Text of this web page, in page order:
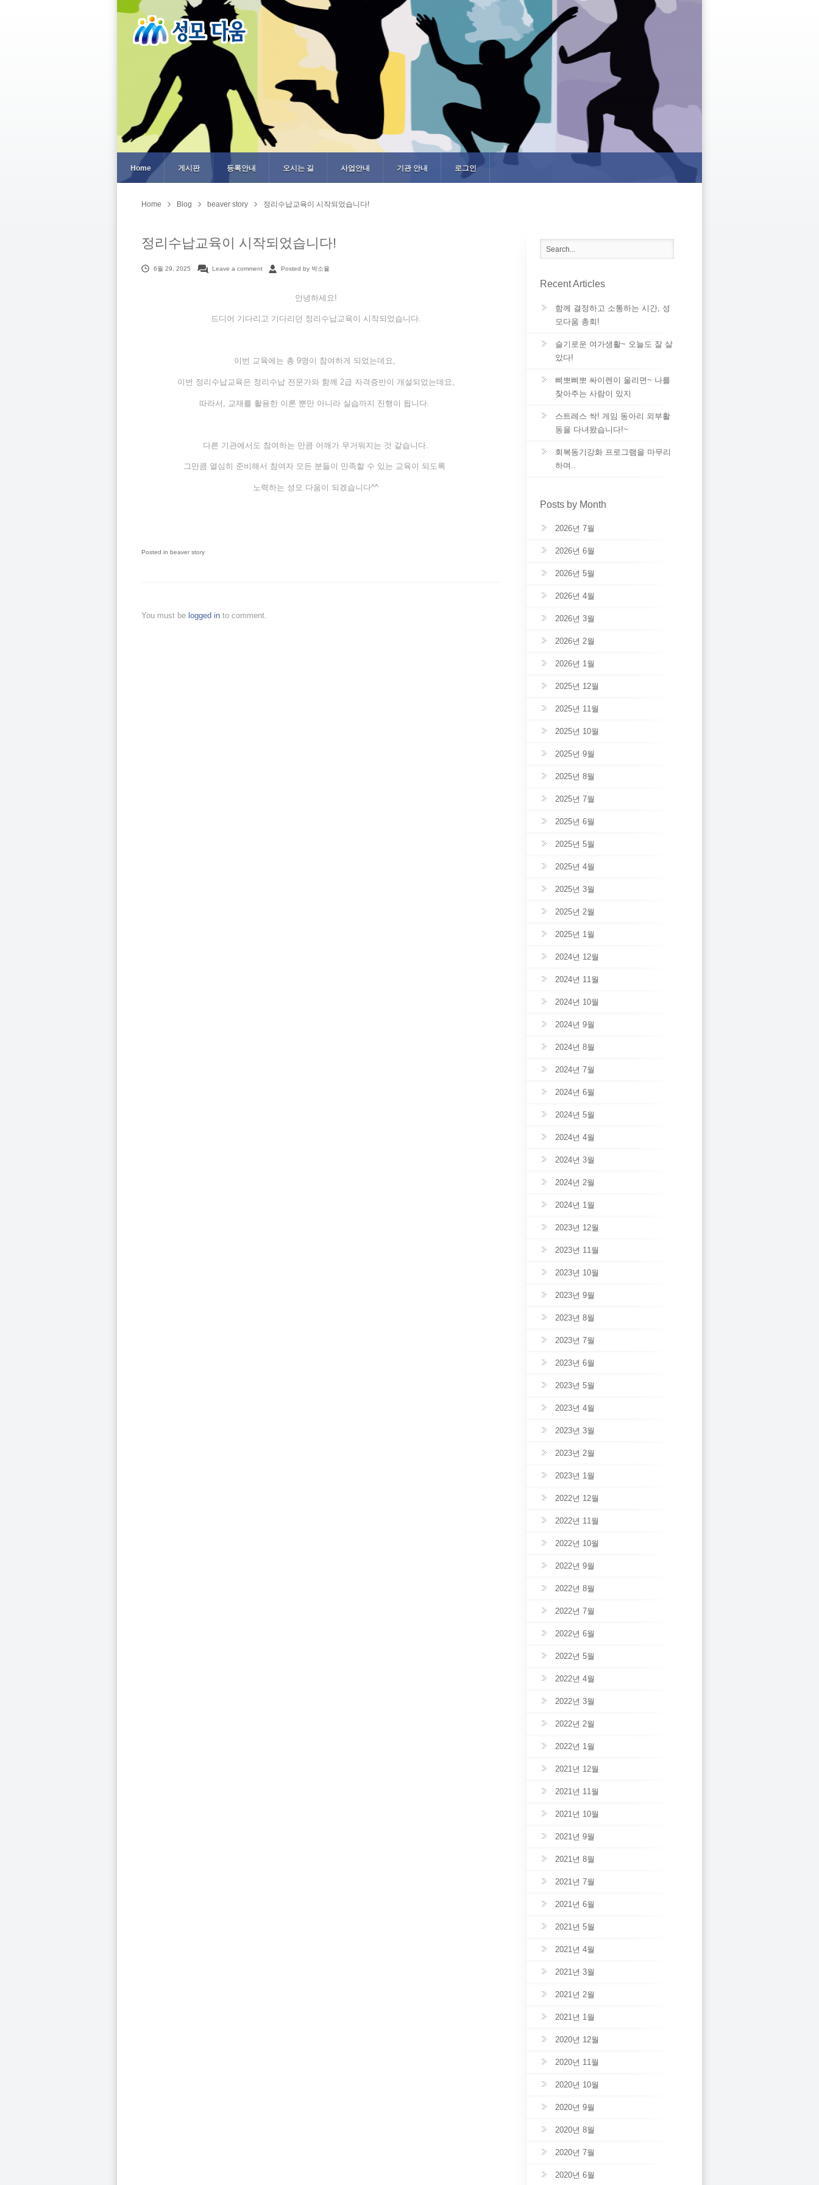
Home 게시판 등록안내 오시는 길 사업안내 기관 안내 로그인
Home Blog beaver story 정리수납교육이 시작되었습니다!
정리수납교육이 시작되었습니다!
6월 29, 2025 Leave a comment Posted by 박소율
안녕하세요!
드디어 기다리고 기다리던 정리수납교육이 시작되었습니다.
이번 교육에는 총 9명이 참여하게 되었는데요,
이번 정리수납교육은 정리수납 전문가와 함께 2급 자격증반이 개설되었는데요,
따라서, 교재를 활용한 이론 뿐만 아니라 실습까지 진행이 됩니다.
다른 기관에서도 참여하는 만큼 어깨가 무거워지는 것 같습니다.
그만큼 열심히 준비해서 참여자 모든 분들이 만족할 수 있는 교육이 되도록
노력하는 성모 다움이 되겠습니다^^
Posted in beaver story
You must be logged in to comment.
Recent Articles
함께 결정하고 소통하는 시간, 성
모다움 총회!
슬기로운 여가생활~ 오늘도 잘 살
았다!
삐뽀삐뽀 싸이렌이 울리면~ 나를
찾아주는 사람이 있지
스트레스 싹! 게임 동아리 외부활
동을 다녀왔습니다!~
회복동기강화 프로그램을 마무리
하며..
Posts by Month
2026년 7월
2026년 6월
2026년 5월
2026년 4월
2026년 3월
2026년 2월
2026년 1월
2025년 12월
2025년 11월
2025년 10월
2025년 9월
2025년 8월
2025년 7월
2025년 6월
2025년 5월
2025년 4월
2025년 3월
2025년 2월
2025년 1월
2024년 12월
2024년 11월
2024년 10월
2024년 9월
2024년 8월
2024년 7월
2024년 6월
2024년 5월
2024년 4월
2024년 3월
2024년 2월
2024년 1월
2023년 12월
2023년 11월
2023년 10월
2023년 9월
2023년 8월
2023년 7월
2023년 6월
2023년 5월
2023년 4월
2023년 3월
2023년 2월
2023년 1월
2022년 12월
2022년 11월
2022년 10월
2022년 9월
2022년 8월
2022년 7월
2022년 6월
2022년 5월
2022년 4월
2022년 3월
2022년 2월
2022년 1월
2021년 12월
2021년 11월
2021년 10월
2021년 9월
2021년 8월
2021년 7월
2021년 6월
2021년 5월
2021년 4월
2021년 3월
2021년 2월
2021년 1월
2020년 12월
2020년 11월
2020년 10월
2020년 9월
2020년 8월
2020년 7월
2020년 6월